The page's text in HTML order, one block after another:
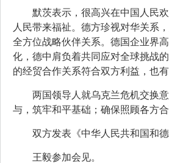
默茨表示，很高兴在中国人民
人民带来福祉。德方珍视对华关系
全方位战略伙伴关系。德国企业界
化，德中肩负着共同应对全球挑战
的经贸合作关系符合双方利益，也
两国领导人就乌克兰危机交换
与，筑牢和平基础；确保照顾各方
双方发表《中华人民共和国和
王毅参加会见。